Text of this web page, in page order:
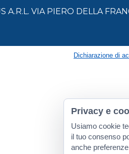
A.R.L. VIA PIERO DELLA
Dichiarazione di
Privacy e
Usiamo cookie
il tuo consenso
anche